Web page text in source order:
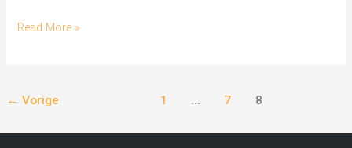
Read More »
← Vorige 1 … 7 8